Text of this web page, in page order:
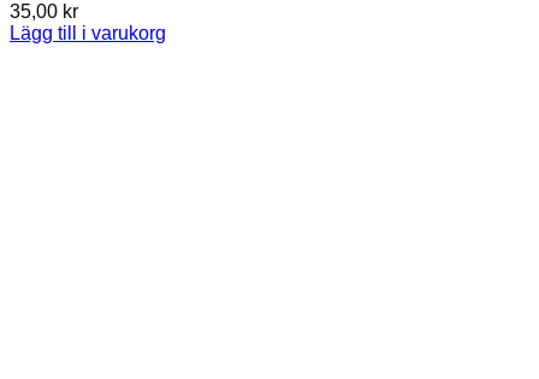
35,00 kr
Lägg till i varukorg